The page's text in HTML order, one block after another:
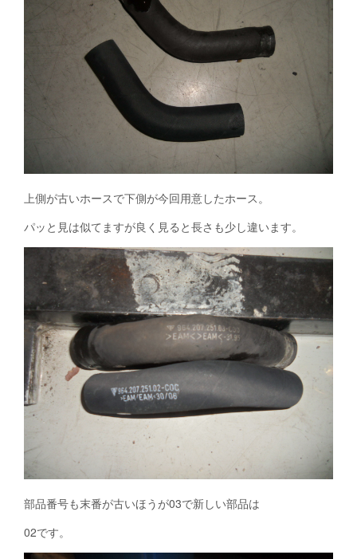
上側が古いホースで下側が今回用意したホース。
パッと見は似てますが良く見ると長さも少し違います。
部品番号も末番が古いほうが03で新しい部品は
02です。